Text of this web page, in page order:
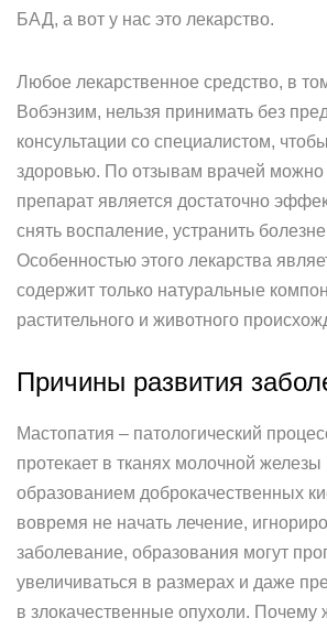
БАД, а вот у нас это лекарство.
Любое лекарственное средство, в
Вобэнзим, нельзя принимать без
консультации со специалистом,
здоровью. По отзывам врачей можно
препарат является достаточно
снять воспаление, устранить
Особенностью этого лекарства
содержит только натуральные
растительного и животного
Причины развития
Мастопатия – патологический
протекает в тканях молочной
образованием доброкачественных
вовремя не начать лечение,
заболевание, образования могут
увеличиваться в размерах и даже
в злокачественные опухоли. Почему